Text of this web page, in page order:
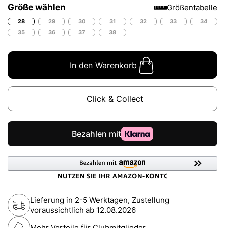
Größe wählen Größentabelle
28 29 30 31 32 33
34
35
36 37 38
In den Warenkorb
Click & Collect
Lieferung in 2-5 Werktagen, Zustellung
voraussichtlich ab 12.08.2026